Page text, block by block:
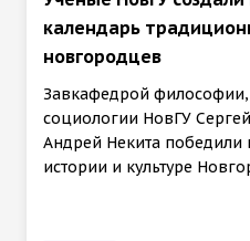
календарь
новгородцев
Завкафедрой философии,
социологии НовГУ
Андрей Некита победили
истории и культуре